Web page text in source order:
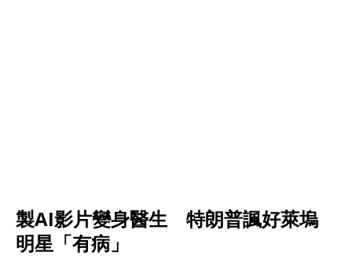
製AI影片變身醫生 特朗普諷好萊塢
明星「有病」